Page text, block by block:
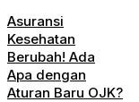
Asuransi
Kesehatan
Berubah! Ada
Apa dengan
Aturan Baru OJK?